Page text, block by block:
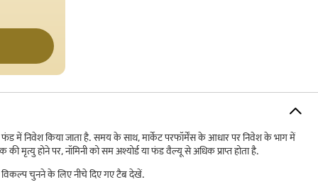
में निवेश किया जाता है. समय के साथ, मार्केट परफॉर्मेंस के आधार पर निवेश के भाग में
होने पर, नॉमिनी को सम अश्योर्ड या फंड वैल्यू से अधिक प्राप्त होता है.
चुनने के लिए नीचे दिए गए टैब देखें.